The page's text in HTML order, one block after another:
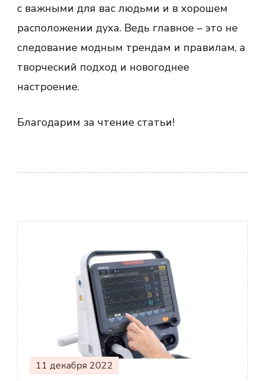
с важными для вас людьми и в хорошем
расположении духа. Ведь главное – это не
следование модным трендам и правилам, а
творческий подход и новогоднее
настроение.
Благодарим за чтение статьи!
Навигация
записям
11 декабря 2022